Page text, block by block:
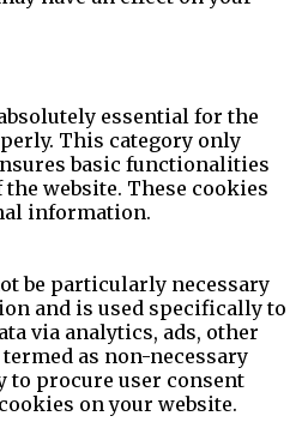
essential for the
This category only
basic functionalities
website. These cookies
information.
be particularly necessary
and is used specifically to
via analytics, ads, other
as non-necessary
to procure user consent
on your website.